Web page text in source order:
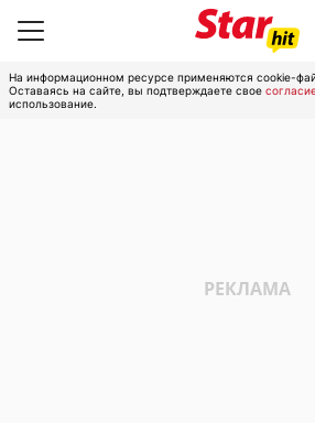
На информационном ресурсе применяются cookie-
Оставаясь на сайте, вы подтверждаете свое
использование.